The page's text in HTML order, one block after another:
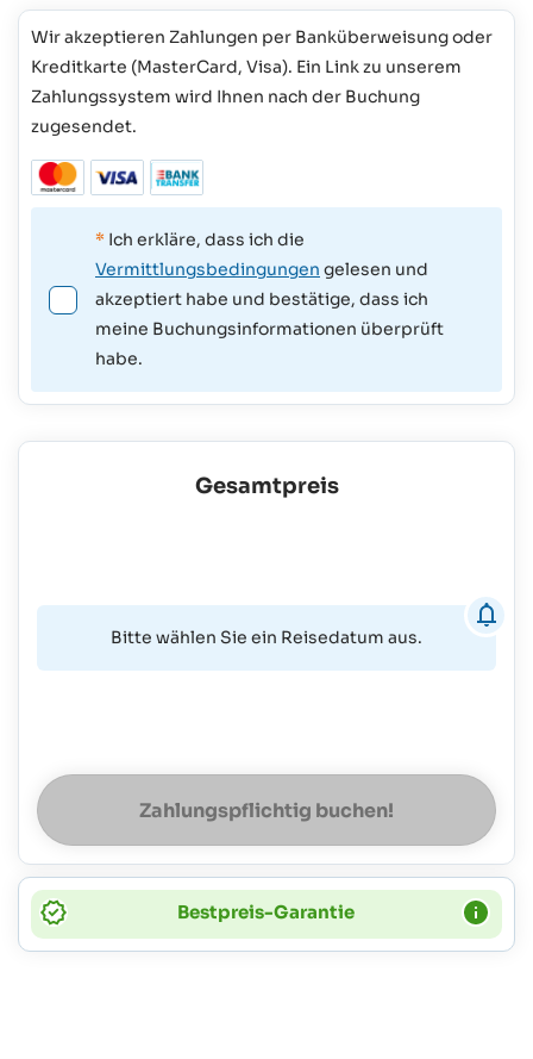
Wir akzeptieren Zahlungen per Banküberweisung oder
Kreditkarte (MasterCard, Visa). Ein Link zu unserem
Zahlungssystem wird Ihnen nach der Buchung
zugesendet.
* Ich erkläre, dass ich die
Vermittlungsbedingungen gelesen und
akzeptiert habe und bestätige, dass ich
meine Buchungsinformationen überprüft
habe.
Gesamtpreis
Bitte wählen Sie ein Reisedatum aus.
Zahlungspflichtig buchen!
Bestpreis-Garantie